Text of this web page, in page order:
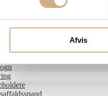
Afvis